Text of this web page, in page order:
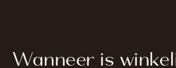
Wanneer is